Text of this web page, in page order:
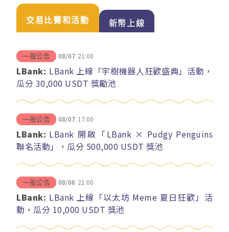
交易比賽和活動 新幣上線
一般公告 08/07 21:00
LBank: LBank 上線「宇樹機器人狂歡盛典」活動，
瓜分 30,000 USDT 獎勵池
一般公告 08/07 17:00
LBank: LBank 開啟「LBank × Pudgy Penguins
聯名活動」，瓜分 500,000 USDT 獎池
一般公告 08/06 21:00
LBank: LBank 上線「以太坊 Meme 夏日狂歡」活
動，瓜分 10,000 USDT 獎池